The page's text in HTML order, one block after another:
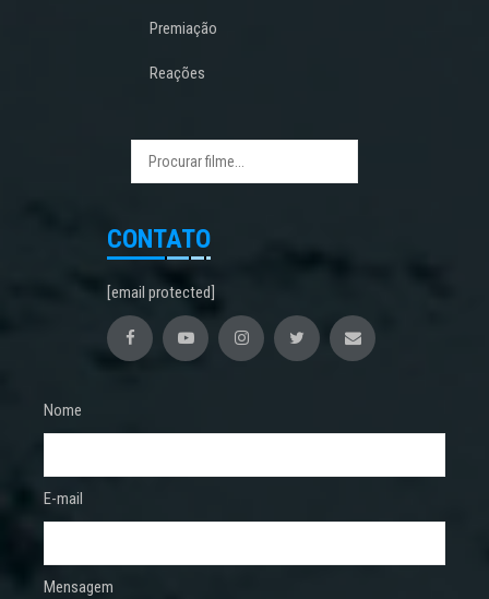
Premiação
Reações
CONTATO
[email protected]
Nome
E-mail
Mensagem